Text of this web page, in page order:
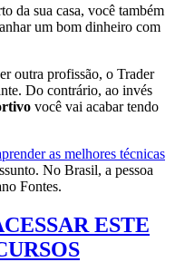
da sua casa, você também
um bom dinheiro com
outra profissão, o Trader
Do contrário, ao invés
você vai acabar tendo
as melhores técnicas
No Brasil, a pessoa
Fontes.
ESTE